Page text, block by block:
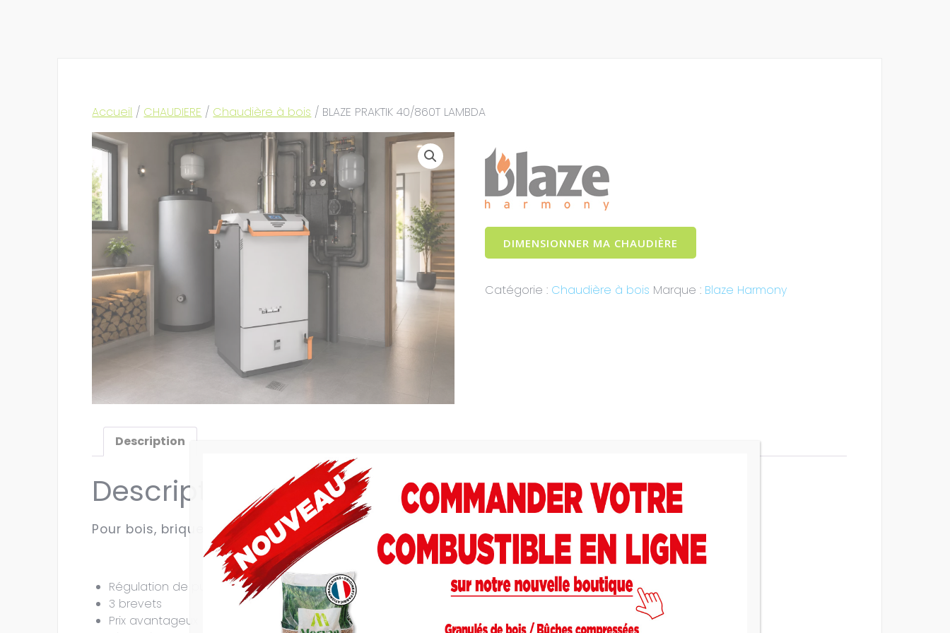
Accueil / CHAUDIERE / Chaudière à bois / BLAZE PRAKTIK 40/860T LAMBDA
DIMENSIONNER MA CHAUDIÈRE
Catégorie : Chaudière à bois Marque : Blaze Harmony
Description
Description
Pour bois, briquettes, et plaquettes forestières
Régulation de puissance certifiée entre 30–100 % permet l‘installation SANS ballon tampon
3 brevets
Prix avantageux